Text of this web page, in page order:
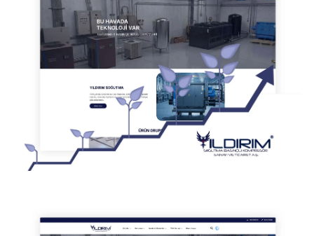
YILDIRIM SOĞUTMA - SEO HİZMETİ